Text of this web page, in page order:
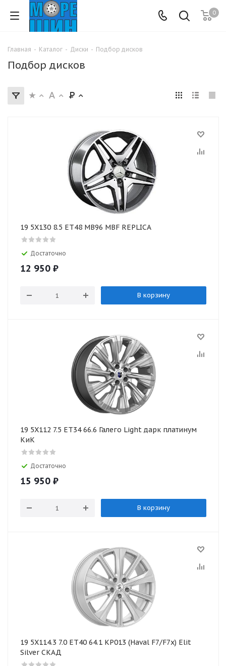
0
Главная - Каталог - Диски - Подбор дисков
Подбор дисков
19 5X130 8.5 ET48 MB96 MBF REPLICA
Достаточно
12 950 ₽
В корзину
19 5X112 7.5 ET34 66.6 Галего Light дарк платинум
КиК
Достаточно
15 950 ₽
В корзину
19 5X114.3 7.0 ET40 64.1 КР013 (Haval F7/F7x) Elit
Silver СКАД